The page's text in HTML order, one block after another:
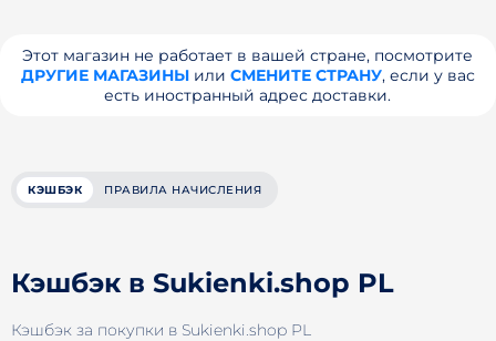
Этот магазин не работает в вашей стране, посмотрите
ДРУГИЕ МАГАЗИНЫили СМЕНИТЕ СТРАНУ, если у вас
есть иностранный адрес доставки.
КЭШБЭК ПРАВИЛА НАЧИСЛЕНИЯ
Кэшбэк в Sukienki.shop PL
Кэшбэк за покупки в Sukienki.shop PL